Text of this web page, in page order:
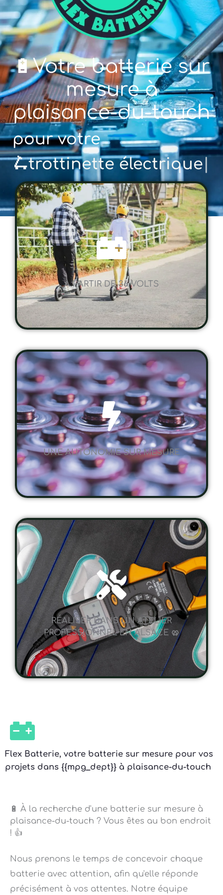
🔋Votre batterie sur
mesure à
plaisance-du-touch
pour votre🚲 vélo
A PARTIR DE 36 VOLTS
UNE AUTONOMIE SUR MESURE
RÉALISER DANS UN ATELIER
PROFESSIONNEL EN ALSACE 🥨
Flex Batterie, votre batterie sur mesure pour vos
projets dans {{mpg_dept}} à plaisance-du-touch
plaisance-du-touch ? Vous êtes au bon endroit
! 👍
batterie avec attention, afin qu'elle réponde
précisément à vos attentes. Notre équipe
d'experts est là pour vous offrir la solution